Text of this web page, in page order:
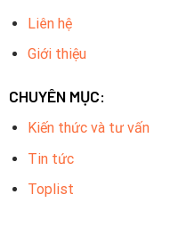
Liên hệ
Giới thiệu
CHUYÊN MỤC:
Kiến thức và tư vấn
Tin tức
Toplist